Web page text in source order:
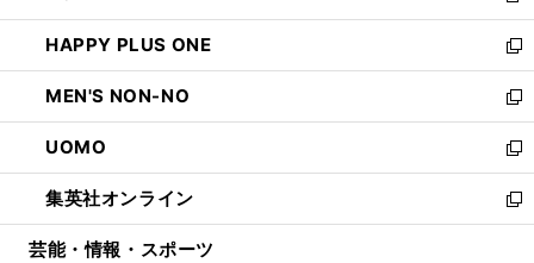
開
く
ウ
で
開
く
ン
ド
ウ
で
開
く
ウ
ィ
ン
ド
ウ
で
開
く
し
い
ウ
ィ
ン
ド
ウ
で
開
HAPPY PLUS ONE
新
し
い
ウ
ィ
ン
ド
ウ
MEN'S NON-NO
新
し
い
ウ
ィ
ン
UOMO
新
し
い
ウ
集英社オンライン
新
し
芸能・情報・スポーツ